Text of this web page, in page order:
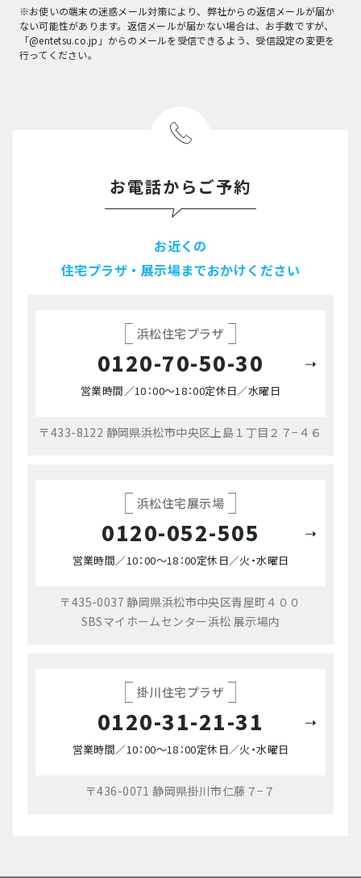
※お使いの端末の迷惑メール対策により、弊社からの返信メールが届か
ない可能性があります。返信メールが届かない場合は、お手数ですが、
「@entetsu.co.jp」からのメールを受信できるよう、受信設定の変更を
行ってください。
お電話からご予約
お近くの
住宅プラザ・展示場までおかけください
浜松住宅プラザ
0120-70-50-30
営業時間／10：00～18：00定休日／水曜日
〒433-8122 静岡県浜松市中央区上島１丁目２７−４６
浜松住宅展示場
0120-052-505
営業時間／10：00～18：00定休日／火・水曜日
〒435-0037 静岡県浜松市中央区青屋町４００
SBSマイホームセンター浜松 展示場内
掛川住宅プラザ
0120-31-21-31
営業時間／10：00～18：00定休日／火・水曜日
〒436-0071 静岡県掛川市仁藤７−７